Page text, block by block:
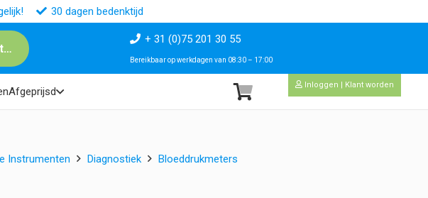
30 dagen bedenktijd
+ 31 (0)75 201 30 55
Bereikbaar op werkdagen van 08:30 – 17:00
Afgeprijsd
Inloggen | Klant worden
Instrumenten Diagnostiek Bloeddrukmeters